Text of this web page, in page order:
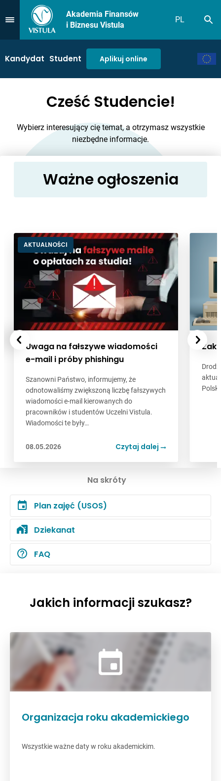
Przejdź do Menu
Akademia Finansów
i Biznesu Vistula
PL
Kandydat Student Aplikuj online
Cześć Studencie!
Wybierz interesujący cię temat, a otrzymasz wszystkie
niezbędne informacje.
Ważne ogłoszenia
AKTUALNOŚCI
Uwaga na fałszywe wiadomości
e-mail i próby phishingu
Szanowni Państwo, informujemy, że
odnotowaliśmy zwiększoną liczbę fałszywych
wiadomości e-mail kierowanych do
pracowników i studentów Uczelni Vistula.
Wiadomości te były…
08.05.2026 Czytaj dalej
Zaświadczenia
Ważna informacja: Nowy sposób uzyskiwania
zaświadczeń!…
Czytaj dalej
AKTUALNOŚCI
Uwaga na fałszywe wiadomości
e-mail i próby phishingu
Szanowni Państwo, informujemy, że
odnotowaliśmy zwiększoną liczbę fałszywych
wiadomości e-mail kierowanych do
pracowników i studentów Uczelni Vistula.
Wiadomości te były…
08.05.2026 Czytaj dalej
Na skróty
Plan zajęć (USOS)
Dziekanat
FAQ
Jakich informacji szukasz?
Organizacja roku akademickiego
Wszystkie ważne daty w roku akademickim.